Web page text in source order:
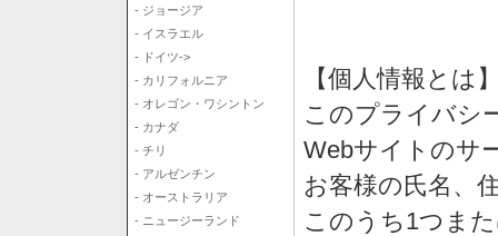
- ジョージア
- イスラエル
- ドイツ->
- カリフォルニア
- オレゴン・ワシントン
- カナダ
- チリ
- アルゼンチン
- オーストラリア
- ニュージーランド
【個人情報とは
このプライバシ
Webサイトのサ
お客様の氏名、
このうち1つま